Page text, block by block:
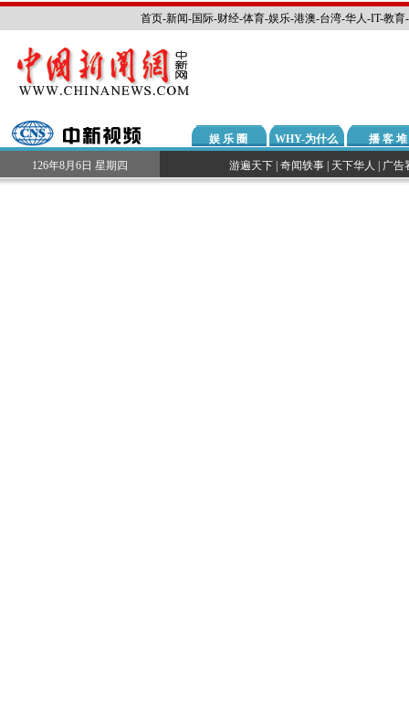
首页-新闻-国际-财经-体育-娱乐-港澳-台湾-华人-IT-教育-
娱 乐 圈 WHY-为什么 播 客 堆
126年8月6日 星期四 游遍天下 奇闻轶事 天下华人 广告